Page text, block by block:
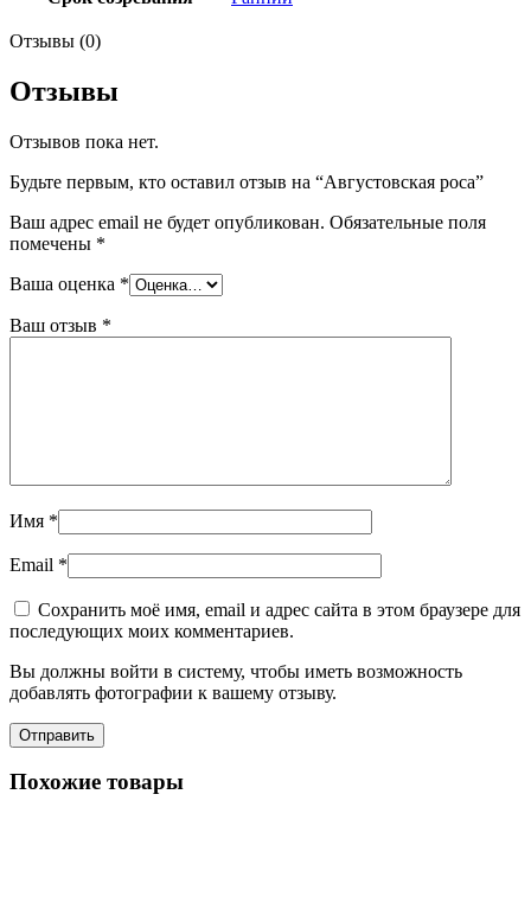
Отзывы (0)
Отзывы
Отзывов пока нет.
Будьте первым, кто оставил отзыв на “Августовская роса”
Ваш адрес email не будет опубликован. Обязательные поля
помечены *
Ваша оценка *
Ваш отзыв *
Имя *
Email *
Сохранить моё имя, email и адрес сайта в этом браузере для
последующих моих комментариев.
Вы должны войти в систему, чтобы иметь возможность
добавлять фотографии к вашему отзыву.
Похожие товары